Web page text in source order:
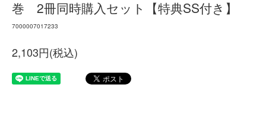
巻 2冊同時購入セット【特典SS付き】
7000007017233
2,103円(税込)